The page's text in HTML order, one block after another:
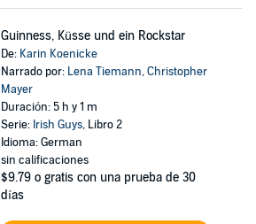
Guinness, Küsse und ein Rockstar
De: Karin Koenicke
Narrado por: Lena Tiemann,Christopher
Mayer
Duración: 5 h y 1 m
Serie: Irish Guys, Libro 2
Idioma: German
sin calificaciones
$9.79 o gratis con una prueba de 30
días